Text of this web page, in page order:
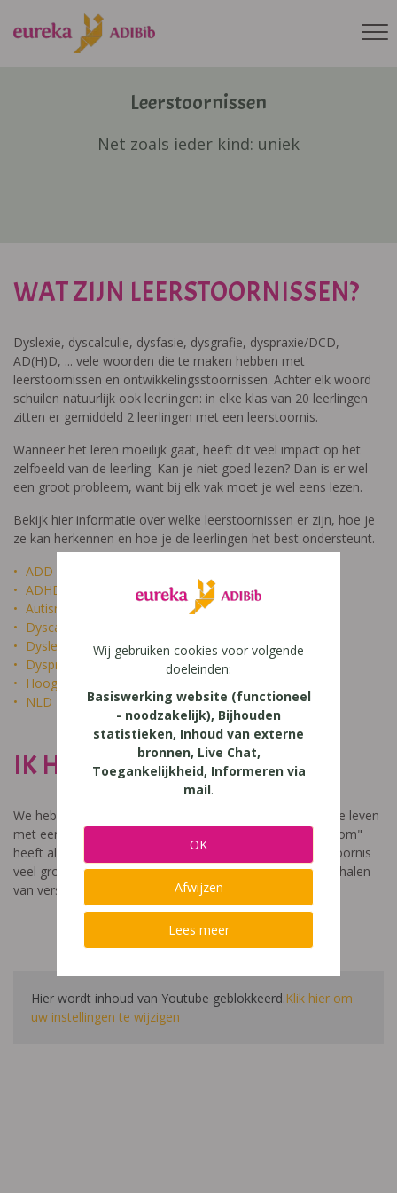
Leerstoornissen
Net zoals ieder kind: uniek
WAT ZIJN LEERSTOORNISSEN?
Dyslexie, dyscalculie, dysfasie, dysgrafie, dyspraxie/DCD,
AD(H)D, ... vele woorden die te maken hebben met
leerstoornissen en ontwikkelingsstoornissen. Achter elk woord
schuilen natuurlijk ook leerlingen: in elke klas van 20 leerlingen
zitten er gemiddeld 2 leerlingen met een leerstoornis.
Wanneer het leren moeilijk gaat, heeft dit veel impact op het
zelfbeeld van de leerling. Kan je niet goed lezen? Dan is er wel
een groot probleem, want bij elk vak moet je wel eens lezen.
Bekijk hier informatie over welke leerstoornissen er zijn, hoe je
ze kan herkennen en hoe je de leerlingen het best ondersteunt.
ADD
ADHD
Autisme
Dyscalculie
Dyslexie
Dyspraxie
Hoogbegaafdheid
NLD
IK HEET NIET DOM
We hebben een video gemaakt die toont hoe het is om te leven
met een leerstoornis. De film met als titel: "Ik heet niet dom"
heeft als doel aan te tonen dat de impact van een leerstoornis
veel groter is dan enkel wat je ziet in de klas. Je hoort verhalen
van verschillende leerlingen en ouders.
Hier wordt inhoud van Youtube geblokkeerd.Klik hier om
uw instellingen te wijzigen
Wij gebruiken cookies voor volgende
doeleinden:
Basiswerking website (functioneel
- noodzakelijk), Bijhouden
statistieken, Inhoud van externe
bronnen, Live Chat,
Toegankelijkheid, Informeren via
mail.
OK
Afwijzen
Lees meer